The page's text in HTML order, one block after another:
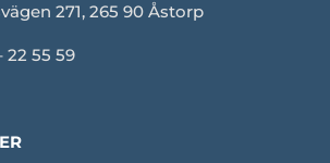
271, 265 90 Åstorp
22 55 59